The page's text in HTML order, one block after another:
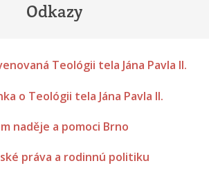
Odkazy
Teológii tela Jána Pavla II.
o Teológii tela Jána Pavla II.
naděje a pomoci Brno
práva a rodinnú politiku